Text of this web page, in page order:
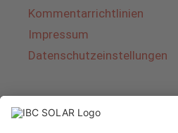
Kommentarrichtlinien
Impressum
Datenschutzeinstellungen
Über IBC SOLAR